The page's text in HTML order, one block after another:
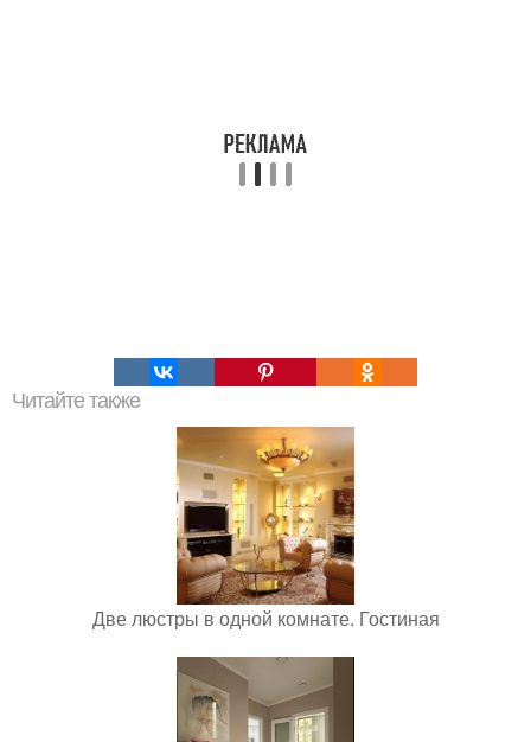
Читайте также
Две люстры в одной комнате. Гостиная